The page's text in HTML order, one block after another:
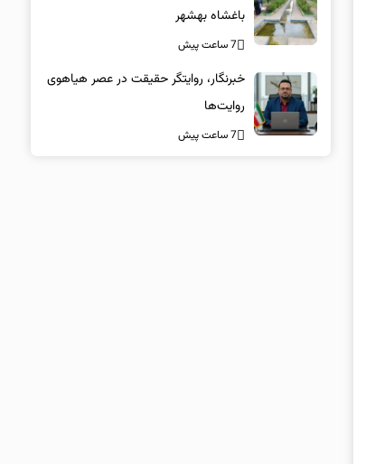
باغشاه بهشهر
7 ساعت پیش
خبرنگار، روایتگر حقیقت در عصر هیاهوی
روایت‌ها
7 ساعت پیش